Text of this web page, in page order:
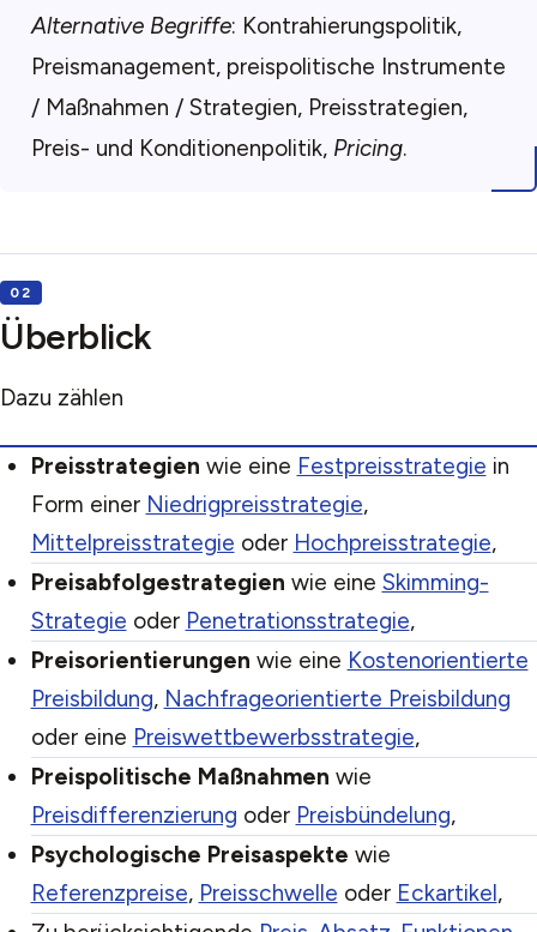
Alternative Begriffe: Kontrahierungspolitik,
Preismanagement, preispolitische Instrumente
/ Maßnahmen / Strategien, Preisstrategien,
Preis- und Konditionenpolitik, Pricing.
Überblick
Dazu zählen
Preisstrategien wie eine Festpreisstrategie in
Form einer Niedrigpreisstrategie,
Mittelpreisstrategie oder Hochpreisstrategie,
Preisabfolgestrategien wie eine Skimming-
Strategie oder Penetrationsstrategie,
Preisorientierungen wie eine Kostenorientierte
Preisbildung, Nachfrageorientierte Preisbildung
oder eine Preiswettbewerbsstrategie,
Preispolitische Maßnahmen wie
Preisdifferenzierung oder Preisbündelung,
Psychologische Preisaspekte wie
Referenzpreise, Preisschwelle oder Eckartikel,